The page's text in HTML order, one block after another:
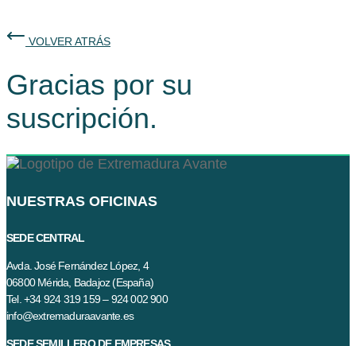
VOLVER ATRÁS
Gracias por su
suscripción.
NUESTRAS OFICINAS
SEDE CENTRAL
Avda. José Fernández López, 4
06800 Mérida, Badajoz (España)
Tel. +34 924 319 159 – 924 002 900
info@extremaduraavante.es